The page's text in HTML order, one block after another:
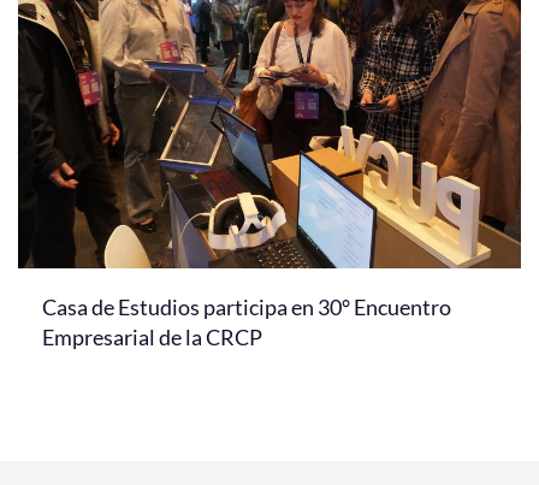
Casa de Estudios participa en 30° Encuentro
Empresarial de la CRCP